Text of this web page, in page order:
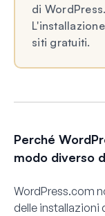
di
siti gratuiti.
Perché
modo diverso
WordPress.com
delle installazioni